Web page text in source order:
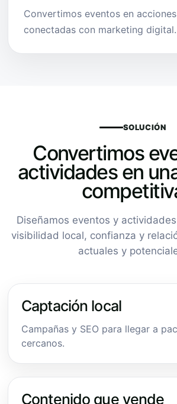
Convertimos eventos en
conectadas con marketing digital.
SOLUCIÓN
Convertimos
actividades en
Diseñamos eventos y
visibilidad local, confianza y
actuales y
Captación local
Campañas y SEO para llegar a
cercanos.
Contenido que vende